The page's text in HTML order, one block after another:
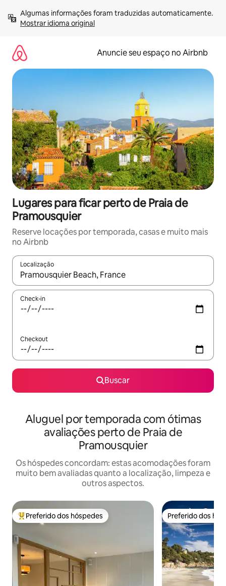
para
Mostrar idioma original
Anuncie seu espaço no Airbnb
Lugares para ficar perto de Praia de
Pramousquier
Reserve locações por temporada, casas e muito mais
no Airbnb
Localização
Quando os resultados estiverem disponíveis, explore-os
Check-in
Checkout
Buscar
Aluguel por temporada com ótimas
avaliações perto de Praia de
Pramousquier
Os hóspedes concordam: estas acomodações foram
muito bem avaliadas quanto a localização, limpeza e
outros aspectos.
Entre os melhores preferidos dos hóspedes
Preferido dos hóspedes Preferido dos
Preferido dos